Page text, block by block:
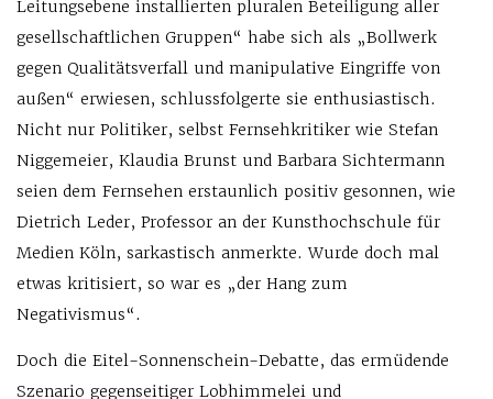
Leitungsebene installierten pluralen Beteiligung aller
gesellschaftlichen Gruppen“ habe sich als „Bollwerk
gegen Qualitätsverfall und manipulative Eingriffe von
außen“ erwiesen, schlussfolgerte sie enthusiastisch.
Nicht nur Politiker, selbst Fernsehkritiker wie Stefan
Niggemeier, Klaudia Brunst und Barbara Sichtermann
seien dem Fernsehen erstaunlich positiv gesonnen, wie
Dietrich Leder, Professor an der Kunsthochschule für
Medien Köln, sarkastisch anmerkte. Wurde doch mal
etwas kritisiert, so war es „der Hang zum
Negativismus“.
Doch die Eitel-Sonnenschein-Debatte, das ermüdende
Szenario gegenseitiger Lobhimmelei und